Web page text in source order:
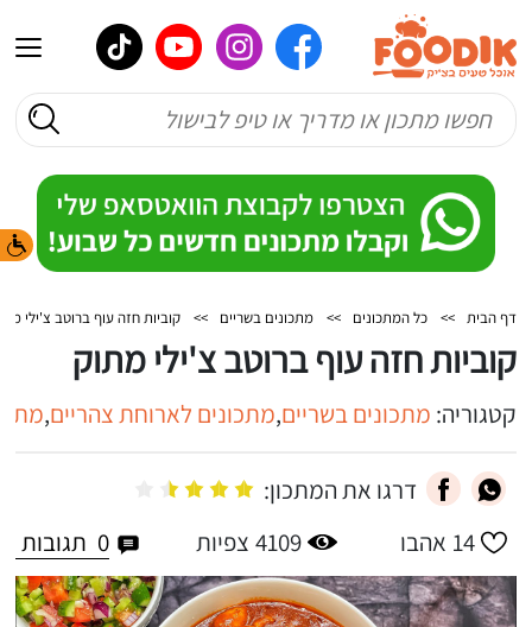
דף הבית >> כל המתכונים >> מתכונים בשריים >> קוביות חזה עוף ברוטב צ'ילי
קוביות חזה עוף ברוטב צ'ילי מתוק
קטגוריה: מתכונים בשריים,מתכונים לארוחת צהריים,
דרגו את המתכון:
14 אהבו 4109 צפיות 0 תגובות